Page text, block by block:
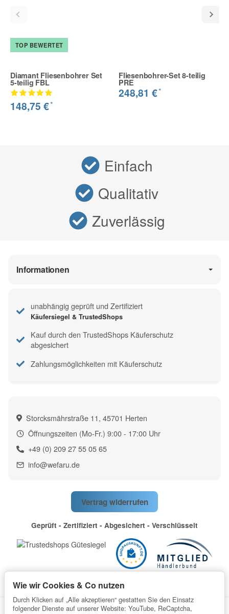
TOP BEWERTET
Diamant Fliesenbohrer Set
5-teilig FBL
148,75 €*
Fliesenbohrer-Set 8-teilig
PRE
248,81 €*
Einfach
Qualitativ
Zuverlässig
Storcksmährstraße 11, 45701 Herten
Öffnungszeiten (Mo-Fr.) 9:00 - 17:00 Uhr
+49 (0) 209 27 55 05 65
info@wefaru.de
Informationen
unabhängig geprüft und Zertifiziert
Käufersiegel & TrustedShops
Kauf durch den TrustedShops Käuferschutz
abgesichert
Zahlungsmöglichkeiten mit Käuferschutz
Vertrag widerrufen
Geprüft - Zertifiziert - Abgesichert - Verschlüsselt
Wie wir Cookies & Co nutzen
Durch Klicken auf „Alle akzeptieren“ gestatten Sie den Einsatz
folgender Dienste auf unserer Website: YouTube, ReCaptcha,